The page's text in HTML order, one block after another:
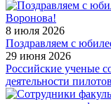
8 июля 2026
Поздравляем с
29 июня 2026
Российские ученые
деятельности